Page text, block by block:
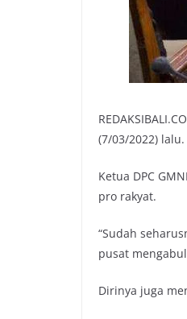
(7/03/2022)
Ketua DPC
pro rakyat.
“Sudah
pusat
Dirinya juga